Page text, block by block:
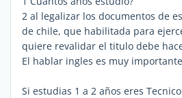
2 al legalizar los documentos de
de chile, que habilitada para
quiere revalidar el titulo debe
El hablar ingles es muy importante
Si estudias 1 a 2 años eres Tecnico